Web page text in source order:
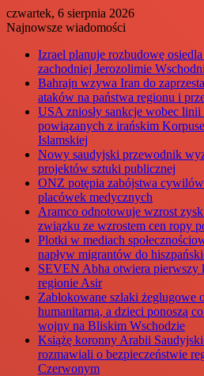
czwartek, 6 sierpnia 2026
Najnowsze wiadomości
Izrael planuje rozbudowę
zachodniej Jerozolimie
Bahrajn wzywa Iran do
ataków na państwa regionu i
USA zniosły sankcje wobec
powiązanych z irańskim
Islamskiej
Nowy saudyjski przewodnik
projektów sztuki publicznej
ONZ potępia zabójstwa
placówek medycznych
Aramco odnotowuje wzrost
związku ze wzrostem cen ropy
Plotki w mediach
napływ migrantów do
SEVEN Abha otwiera
regionie Asir
Zablokowane szlaki żeglugowe
humanitarną, a dzieci ponoszą
wojny na Bliskim Wschodzie
Książę koronny Arabii
rozmawiali o bezpieczeństwie
Czerwonym